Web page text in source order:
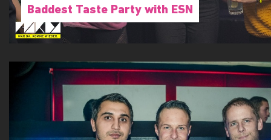
Baddest Taste Party with ESN